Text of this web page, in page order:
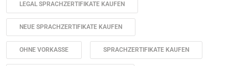
LEGAL SPRACHZERTIFIKATE KAUFEN
NEUE SPRACHZERTIFIKATE KAUFEN
OHNE VORKASSE SPRACHZERTIFIKATE KAUFEN